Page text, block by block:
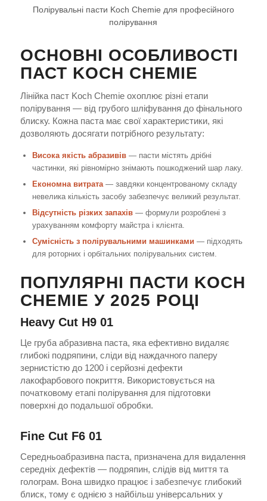
Полірувальні пасти Koch Chemie для професійного
полірування
ОСНОВНІ ОСОБЛИВОСТІ
ПАСТ KOCH CHEMIE
Лінійка паст Koch Chemie охоплює різні етапи
полірування — від грубого шліфування до фінального
блиску. Кожна паста має свої характеристики, які
дозволяють досягати потрібного результату:
Висока якість абразивів— пасти містять дрібні
частинки, які рівномірно знімають пошкоджений шар лаку.
Економна витрата— завдяки концентрованому складу
невелика кількість засобу забезпечує великий результат.
Відсутність різких запахів— формули розроблені з
урахуванням комфорту майстра і клієнта.
Сумісність з полірувальними машинками — підходять
для роторних і орбітальних полірувальних систем.
ПОПУЛЯРНІ ПАСТИ KOCH
CHEMIE У 2025 РОЦІ
Heavy Cut H9 01
Це груба абразивна паста, яка ефективно видаляє
глибокі подряпини, сліди від наждачного паперу
зернистістю до 1200 і серйозні дефекти
лакофарбового покриття. Використовується на
початковому етапі полірування для підготовки
поверхні до подальшої обробки.
Fine Cut F6 01
Середньоабразивна паста, призначена для видалення
середніх дефектів — подряпин, слідів від миття та
голограм. Вона швидко працює і забезпечує глибокий
блиск, тому є однією з найбільш універсальних у